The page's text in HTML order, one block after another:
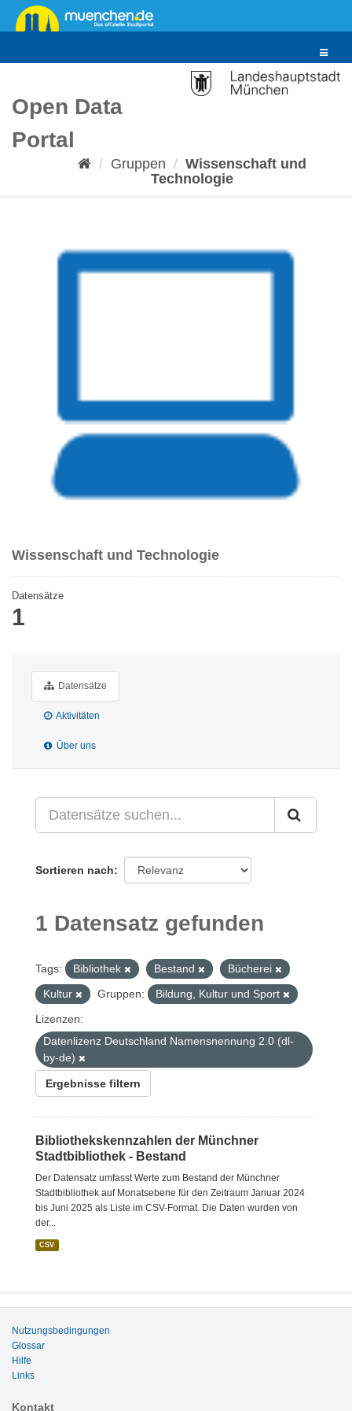
Überspringen
zum
Toggle
Open Data
Portal
Gruppen
Wissenschaft und
Technologie
Wissenschaft und Technologie
Datensätze
1
Datensätze
Aktivitäten
Über uns
Sortieren nach
1 Datensatz gefunden
Tags: Bibliothek Bestand
Bücherei
Kultur
Gruppen:
Bildung, Kultur und Sport
Lizenzen:
Datenlizenz Deutschland Namensnennung 2.0 (dl-
by-de)
Ergebnisse filtern
Bibliothekskennzahlen der Münchner
Stadtbibliothek - Bestand
Der Datensatz umfasst Werte zum Bestand der Münchner
Stadtbibliothek auf Monatsebene für den Zeitraum Januar 2024
bis Juni 2025 als Liste im CSV-Format. Die Daten wurden von
der...
CSV
Nutzungsbedingungen
Glossar
Hilfe
Links
Kontakt